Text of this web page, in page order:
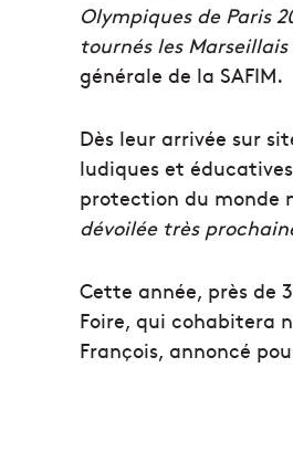
Olympiques de Paris
tournés les
générale de la SAFIM.
Dès leur arrivée sur
ludiques et
protection du monde
dévoilée très
Cette année, près de
Foire, qui cohabitera
François, annoncé